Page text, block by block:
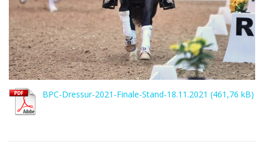
BPC-Dressur-2021-Finale-Stand-18.11.2021